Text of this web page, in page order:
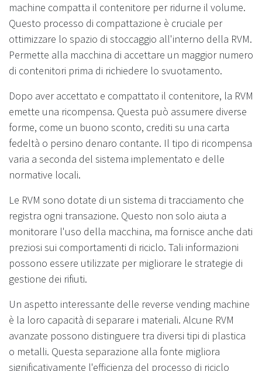
machine compatta il contenitore per ridurne il volume.
Questo processo di compattazione è cruciale per
ottimizzare lo spazio di stoccaggio all'interno della RVM.
Permette alla macchina di accettare un maggior numero
di contenitori prima di richiedere lo svuotamento.
Dopo aver accettato e compattato il contenitore, la RVM
emette una ricompensa. Questa può assumere diverse
forme, come un buono sconto, crediti su una carta
fedeltà o persino denaro contante. Il tipo di ricompensa
varia a seconda del sistema implementato e delle
normative locali.
Le RVM sono dotate di un sistema di tracciamento che
registra ogni transazione. Questo non solo aiuta a
monitorare l'uso della macchina, ma fornisce anche dati
preziosi sui comportamenti di riciclo. Tali informazioni
possono essere utilizzate per migliorare le strategie di
gestione dei rifiuti.
Un aspetto interessante delle reverse vending machine
è la loro capacità di separare i materiali. Alcune RVM
avanzate possono distinguere tra diversi tipi di plastica
o metalli. Questa separazione alla fonte migliora
significativamente l'efficienza del processo di riciclo